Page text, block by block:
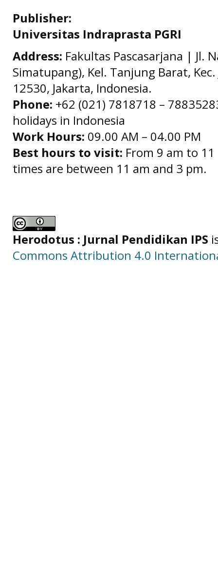
Publisher:
Universitas Indraprasta PGRI
Address: Fakultas Pascasarjana | Jl.
Simatupang), Kel. Tanjung Barat,
12530, Jakarta, Indonesia.
Phone: +62 (021) 7818718 –
holidays in Indonesia
Work Hours: 09.00 AM – 04.00 PM
Best hours to visit: From 9 am to
times are between 11 am and 3 pm.
Herodotus : Jurnal Pendidikan IPS
Commons Attribution 4.0